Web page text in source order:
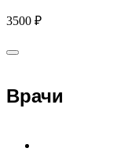
3500 ₽
Врачи